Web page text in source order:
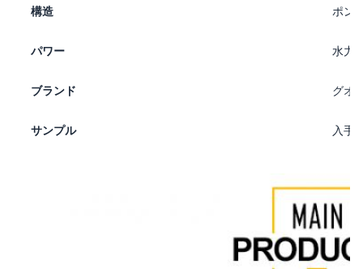
構造 ポン
パワー 水力
ブランド グオ
サンプル 入手